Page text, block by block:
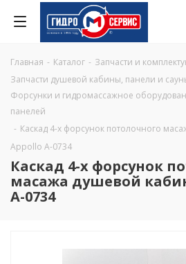
Главная - Каталог - Запчасти и
Запчасти душевой кабины, панели и
Форсунки и гидромассажное
панелей
- Каскад 4-х форсунок потолочного
Appollo A-0734
Каскад 4-х форсунок
масажа душевой
A-0734